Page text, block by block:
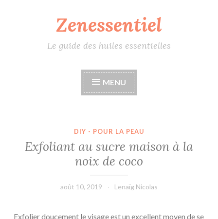
Zenessentiel
Le guide des huiles essentielles
MENU
DIY - POUR LA PEAU
Exfoliant au sucre maison à la
noix de coco
août 10, 2019 Lenaïg Nicolas
Exfolier doucement le visage est un excellent moyen de se